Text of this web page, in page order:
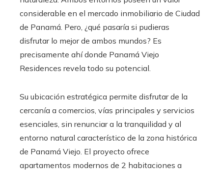
considerable en el mercado inmobiliario de Ciudad
de Panamá. Pero, ¿qué pasaría si pudieras
disfrutar lo mejor de ambos mundos? Es
precisamente ahí donde Panamá Viejo
Residences revela todo su potencial.
Su ubicación estratégica permite disfrutar de la
cercanía a comercios, vías principales y servicios
esenciales, sin renunciar a la tranquilidad y al
entorno natural característico de la zona histórica
de Panamá Viejo. El proyecto ofrece
apartamentos modernos de 2 habitaciones a